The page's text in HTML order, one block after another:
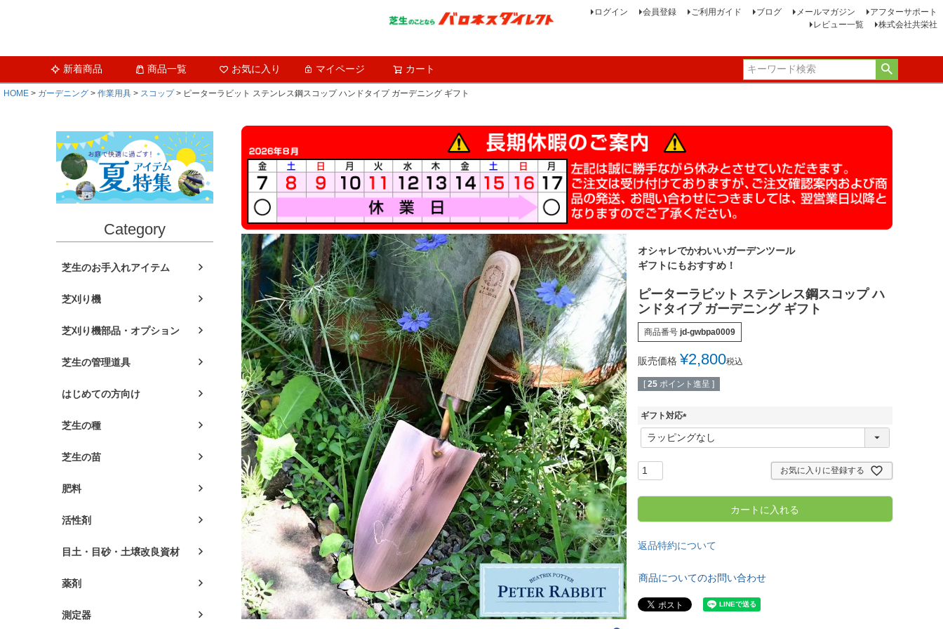
ログイン 会員登録 ご利用ガイド ブログ メールマガジン
アフターサポート
レビュー一覧
株式会社共栄社
新着商品 商品一覧 お気に入り マイページ カート
HOME ガーデニング 作業用具 スコップ ピーターラビット ステンレス鋼スコップ ハンドタイプ ガーデニング ギフト
Category
芝生のお手入れアイテム
芝刈り機
芝刈り機部品・オプション
芝生の管理道具
はじめての方向け
芝生の種
芝生の苗
肥料
活性剤
目土・目砂・土壌改良資材
薬剤
測定器
オシャレでかわいいガーデンツール
ギフトにもおすすめ！
ピーターラビット ステンレス鋼スコップ ハ
ンドタイプ ガーデニング ギフト
商品番号 jd-gwbpa0009
販売価格 ¥2,800税込
[ 25 ポイント進呈 ]
ギフト対応
(
必
お気に入りに登録する
カートに入れる
返品特約について
商品についてのお問い合わせ